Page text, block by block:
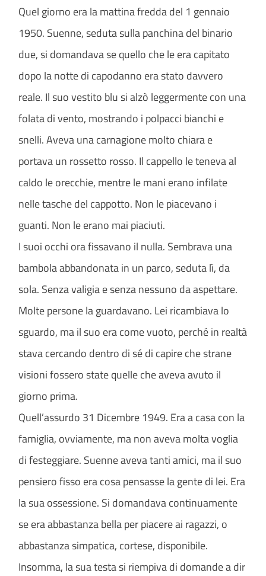
Quel giorno era la mattina fredda del 1 gennaio
1950. Suenne, seduta sulla panchina del binario
due, si domandava se quello che le era capitato
dopo la notte di capodanno era stato davvero
reale. Il suo vestito blu si alzò leggermente con una
folata di vento, mostrando i polpacci bianchi e
snelli. Aveva una carnagione molto chiara e
portava un rossetto rosso. Il cappello le teneva al
caldo le orecchie, mentre le mani erano infilate
nelle tasche del cappotto. Non le piacevano i
guanti. Non le erano mai piaciuti.
I suoi occhi ora fissavano il nulla. Sembrava una
bambola abbandonata in un parco, seduta lì, da
sola. Senza valigia e senza nessuno da aspettare.
Molte persone la guardavano. Lei ricambiava lo
sguardo, ma il suo era come vuoto, perché in realtà
stava cercando dentro di sé di capire che strane
visioni fossero state quelle che aveva avuto il
giorno prima.
Quell’assurdo 31 Dicembre 1949. Era a casa con la
famiglia, ovviamente, ma non aveva molta voglia
di festeggiare. Suenne aveva tanti amici, ma il suo
pensiero fisso era cosa pensasse la gente di lei. Era
la sua ossessione. Si domandava continuamente
se era abbastanza bella per piacere ai ragazzi, o
abbastanza simpatica, cortese, disponibile.
Insomma, la sua testa si riempiva di domande a dir